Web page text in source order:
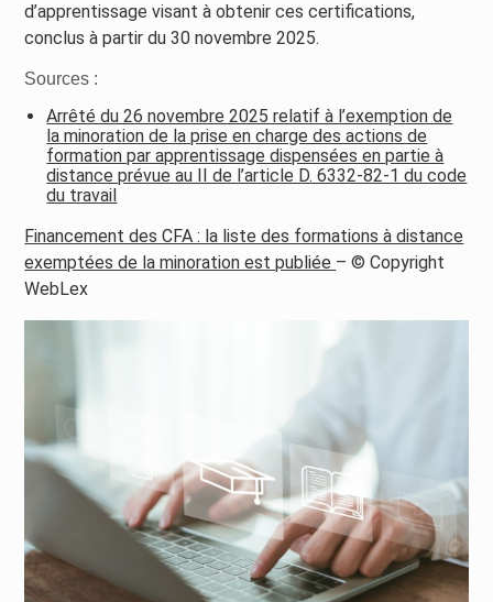
d’apprentissage visant à obtenir ces certifications,
conclus à partir du 30 novembre 2025.
Sources :
Arrêté du 26 novembre 2025 relatif à l’exemption de
la minoration de la prise en charge des actions de
formation par apprentissage dispensées en partie à
distance prévue au II de l’article D. 6332-82-1 du code
du travail
Financement des CFA : la liste des formations à distance
exemptées de la minoration est publiée – © Copyright
WebLex